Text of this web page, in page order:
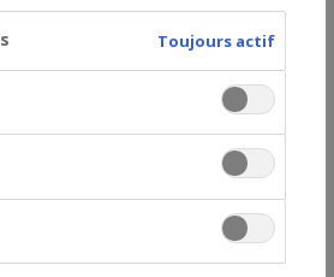
Toujours actif